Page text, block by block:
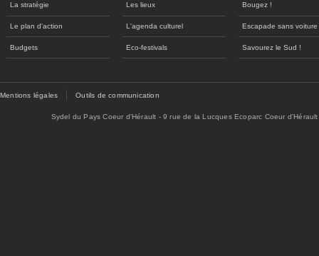
La stratégie
Le plan d'action
Budgets
Les lieux
L'agenda culturel
Eco-festivals
Bougez !
Escapade sans voiture
Savourez le Sud !
Mentions légales Outils de communication
Sydel du Pays Coeur d'Hérault - 9 rue de la Lucques Ecoparc Coeur